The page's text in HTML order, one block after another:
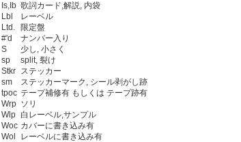
Is,Ib 歌詞カード,解説, 内袋
Lbl
レーベル
Ltd.
限定盤
#'d
ナンバー入り
S
少し, 小さく
sp
split, 裂け
Stkr ステッカー
sm
ステッカーマーク, シール剥がし跡
tpoc テープ補修有 もしくは テープ跡有
Wrp ソリ
Wlp 白レーベル,サンプル
Woc カバーに書き込み有
Wol
レーベルに書き込み有